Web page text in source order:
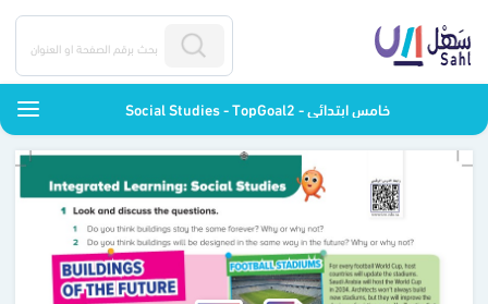
Social Studies - TopGoal2 - خامس ابتدائي